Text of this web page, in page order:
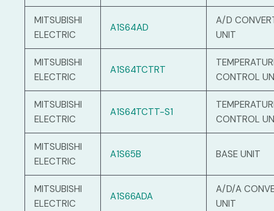
MITSUBISHI
ELECTRIC
A1S64AD
A/D
UNIT
MITSUBISHI
ELECTRIC
A1S64TCTRT
CONTROL
MITSUBISHI
ELECTRIC
A1S64TCTT-S1
CONTROL
MITSUBISHI
ELECTRIC
A1S65B BASE UNIT
MITSUBISHI
ELECTRIC
A1S66ADA
A/D/A
UNIT